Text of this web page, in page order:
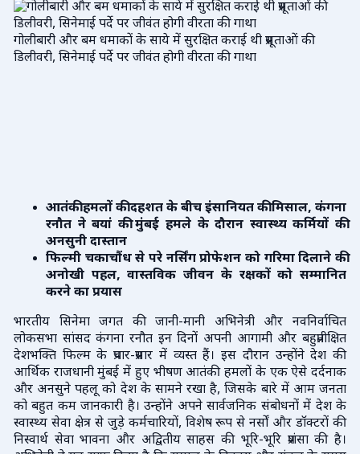
गोलीबारी और बम धमाकों के साये में सुरक्षित कराई थी प्रसूताओं की
डिलीवरी, सिनेमाई पर्दे पर जीवंत होगी वीरता की गाथा
आतंकी हमलों की दहशत के बीच इंसानियत की मिसाल, कंगना
रनौत ने बयां की मुंबई हमले के दौरान स्वास्थ्य कर्मियों की
अनसुनी दास्तान
फिल्मी चकाचौंध से परे नर्सिंग प्रोफेशन को गरिमा दिलाने की
अनोखी पहल, वास्तविक जीवन के रक्षकों को सम्मानित
करने का प्रयास
भारतीय सिनेमा जगत की जानी-मानी अभिनेत्री और नवनिर्वाचित
लोकसभा सांसद कंगना रनौत इन दिनों अपनी आगामी और बहुप्रतीक्षित
देशभक्ति फिल्म के प्रचार-प्रसार में व्यस्त हैं। इस दौरान उन्होंने देश की
आर्थिक राजधानी मुंबई में हुए भीषण आतंकी हमलों के एक ऐसे दर्दनाक
और अनसुने पहलू को देश के सामने रखा है, जिसके बारे में आम जनता
को बहुत कम जानकारी है। उन्होंने अपने सार्वजनिक संबोधनों में देश के
स्वास्थ्य सेवा क्षेत्र से जुड़े कर्मचारियों, विशेष रूप से नर्सों और डॉक्टरों की
निस्वार्थ सेवा भावना और अद्वितीय साहस की भूरि-भूरि प्रशंसा की है।